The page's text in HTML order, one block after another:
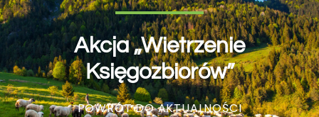
Akcja „Wietrzenie
Księgozbiorów”
POWRÓT DO AKTUALNOŚCI